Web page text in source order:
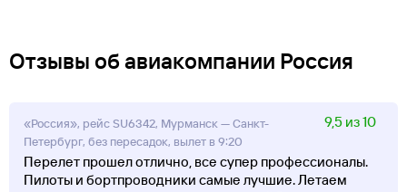
Отзывы об авиакомпании Россия
«Россия», рейс SU6342, Мурманск — Санкт-
Петербург, без пересадок, вылет в 9:20
9,5 из 10
Перелет прошел отлично, все супер профессионалы.
Пилоты и бортпроводники самые лучшие. Летаем